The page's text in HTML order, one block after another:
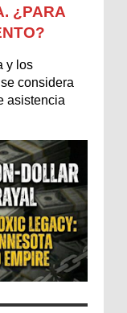
¿PARA
y los
considera
asistencia